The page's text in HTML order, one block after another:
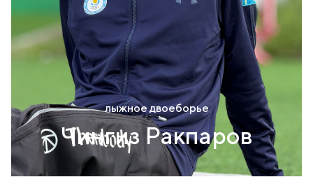
лыжное двоеборье
Чингиз Ракпаров